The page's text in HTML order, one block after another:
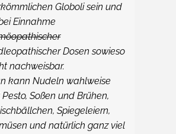
Globoli sein und
Einnahme
Dosen sowieso
nachweisbar.
kann Nudeln wahlweise
Soßen und Brühen,
Spiegeleiern,
und natürlich ganz viel